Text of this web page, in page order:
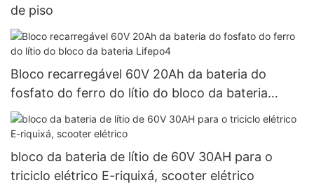
de piso
Bloco recarregável 60V 20Ah da bateria do
fosfato do ferro do lítio do bloco da bateria
Lifepo4
bloco da bateria de lítio de 60V 30AH para o
triciclo elétrico E-riquixá, scooter elétrico